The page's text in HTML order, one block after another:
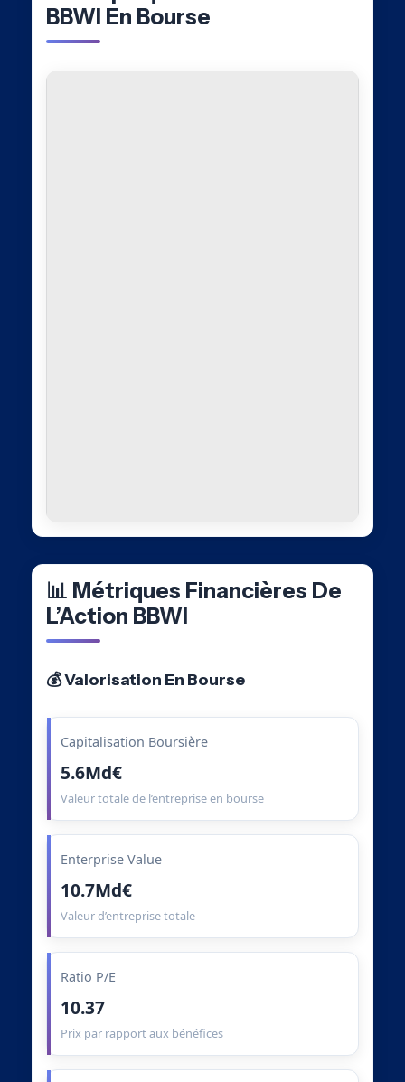
BBWI En Bourse
📊 Métriques Financières De
L’Action BBWI
💰 Valorisation En Bourse
Capitalisation Boursière
5.6Md€
Valeur totale de l’entreprise en bourse
Enterprise Value
10.7Md€
Valeur d’entreprise totale
Ratio P/E
10.37
Prix par rapport aux bénéfices